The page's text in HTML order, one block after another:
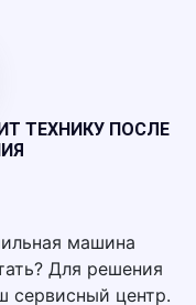
ТЕХНИКУ ПОСЛЕ
машина
Для решения
сервисный центр.